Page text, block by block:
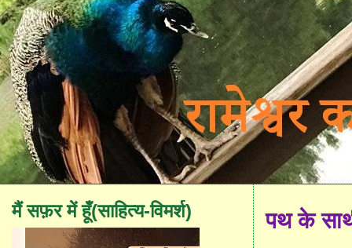
पथ के
मैं सफ़र में हूँ(साहित्य-विमर्श)